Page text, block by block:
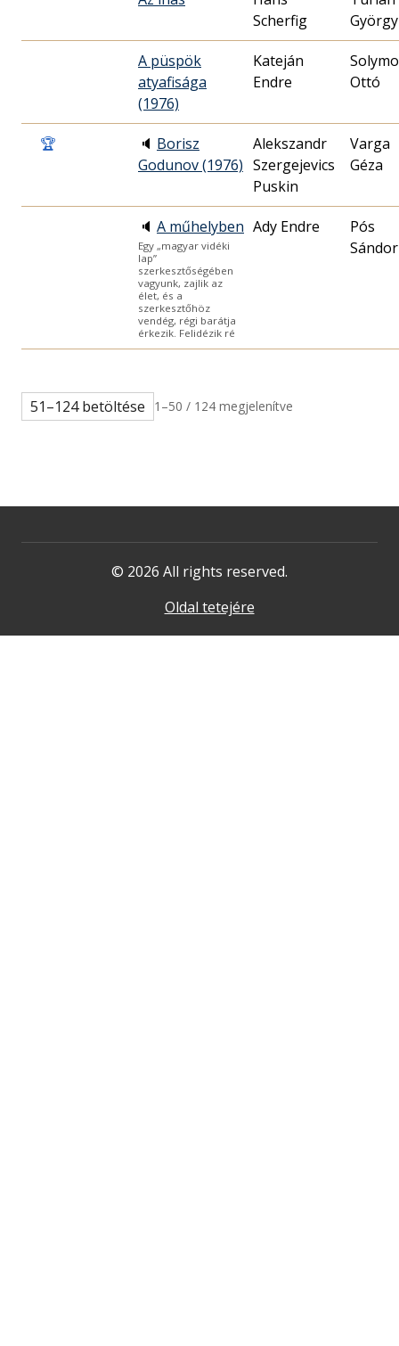
Scherfig
György
A püspök
atyafisága
(1976)
Kateján
Endre
Ottó
🏆 🔈 Borisz
Godunov (1976)
Alekszandr
Szergejevics
Puskin
Varga
Géza
🔈 A műhelyben
Egy „magyar vidéki
lap”
szerkesztőségében
vagyunk, zajlik az
élet, és a
szerkesztőhöz
vendég, régi barátja
érkezik. Felidézik ré
Ady Endre
Pós
Sándor
51–124 betöltése 1–50 / 124 megjelenítve
© 2026 All rights reserved.
Oldal tetejére